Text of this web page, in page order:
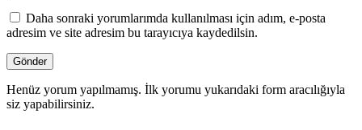
Daha sonraki yorumlarımda kullanılması için adım, e-posta
adresim ve site adresim bu tarayıcıya kaydedilsin.
Henüz yorum yapılmamış. İlk yorumu yukarıdaki form aracılığıyla
siz yapabilirsiniz.